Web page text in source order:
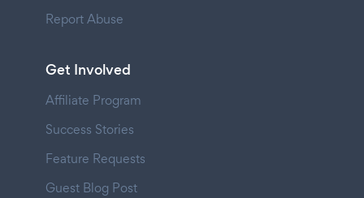
Report Abuse
Get Involved
Affiliate Program
Success Stories
Feature Requests
Guest Blog Post